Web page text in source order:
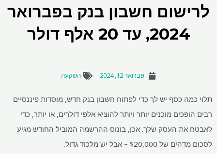
לרישום חשבון בנק בפברואר
2024, עד 20 אלף דולר
פברואר 12, 2024 השקעה
תלוי כמה כסף יש לך כדי לפתוח חשבון בנק חדש, מוסדות פיננסיים
רבים הופכים מוכנים יותר ויותר להוציא אלפי דולרים, או יותר, כדי
לאבטח את העסק שלך. אכן, בונוס ההרשמה המוביל החודש מגיע
לסכום מדהים של $20,000 – אבל יש מלכוד גדול.